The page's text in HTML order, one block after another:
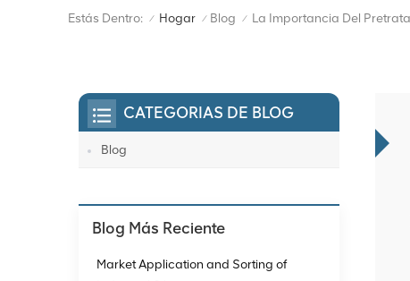
Estás Dentro: / Hogar / Blog /
CATEGORIAS DE BLOG
Blog
Blog Más Reciente
Market Application and Sorting of